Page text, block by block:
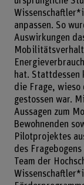
anpassen. So
Auswirkungen
hat. Stattdessen
die Frage, wieso
gestossen war.
Aussagen zum
Bewohnenden
Pilotprojektes
des
Team der